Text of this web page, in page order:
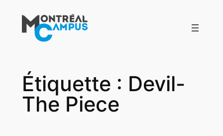
contenu
Étiquette : Devil-
The Piece